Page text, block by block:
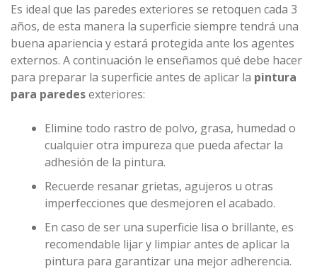
Es ideal que las paredes exteriores se retoquen cada 3
años, de esta manera la superficie siempre tendrá una
buena apariencia y estará protegida ante los agentes
externos. A continuación le enseñamos qué debe hacer
para preparar la superficie antes de aplicar la pintura
para paredesexteriores:
Elimine todo rastro de polvo, grasa, humedad o
cualquier otra impureza que pueda afectar la
adhesión de la pintura.
Recuerde resanar grietas, agujeros u otras
imperfecciones que desmejoren el acabado.
En caso de ser una superficie lisa o brillante, es
recomendable lijar y limpiar antes de aplicar la
pintura para garantizar una mejor adherencia.